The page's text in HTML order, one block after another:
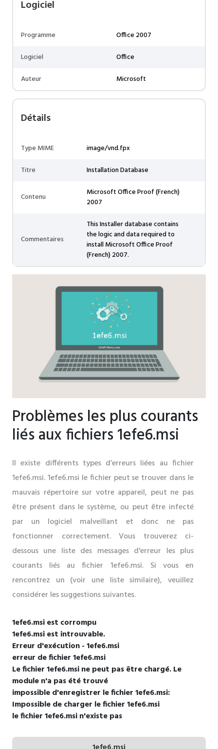
Logiciel
Programme
Office 2007
Logiciel
Office
Auteur
Microsoft
Détails
Type MIME
image/vnd.fpx
Titre
Installation Database
Contenu
Microsoft Office Proof (French)
2007
Commentaires
This Installer database contains
the logic and data required to
install Microsoft Office Proof
(French) 2007.
Problèmes les plus courants
liés aux fichiers 1efe6.msi
Il existe différents types d’erreurs liées au fichier
1efe6.msi. 1efe6.msi le fichier peut se trouver dans le
mauvais répertoire sur votre appareil, peut ne pas
être présent dans le système, ou peut être infecté
par un logiciel malveillant et donc ne pas
fonctionner correctement. Vous trouverez ci-
dessous une liste des messages d'erreur les plus
courants liés au fichier 1efe6.msi. Si vous en
rencontrez un (voir une liste similaire), veuillez
considérer les suggestions suivantes.
1efe6.msi est corrompu
1efe6.msi est introuvable.
Erreur d'exécution - 1efe6.msi
erreur de fichier 1efe6.msi
Le fichier 1efe6.msi ne peut pas être chargé. Le
module n'a pas été trouvé
impossible d'enregistrer le fichier 1efe6.msi:
Impossible de charger le fichier 1efe6.msi
le fichier 1efe6.msi n'existe pas